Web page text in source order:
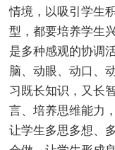
情境，以吸引学生
型，都要培养学生
是多种感观的协调
脑、动眼、动口、
习既长知识，又长
言、培养思维能力
让学生多思多想、